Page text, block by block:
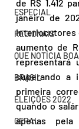
ESPECIAL
REGIONAIS
QUE NOTÍCIA
BRASIL
ELEIÇÕES 2022
GERAL
de R$ 1.412
janeiro de
interlocutores
aumento de
representará
superando a
primeira
quando o
apenas